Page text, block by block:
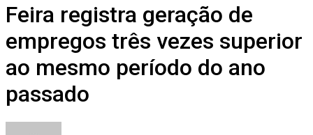
Feira registra geração de
empregos três vezes superior
ao mesmo período do ano
passado